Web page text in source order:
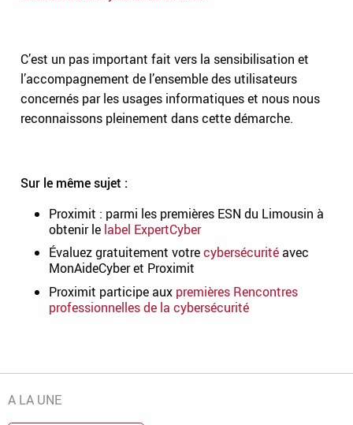
C’est un pas important fait vers la sensibilisation et
l’accompagnement de l’ensemble des utilisateurs
concernés par les usages informatiques et nous nous
reconnaissons pleinement dans cette démarche.
Sur le même sujet :
Proximit : parmi les premières ESN du Limousin à
obtenir le label ExpertCyber
Évaluez gratuitement votrecybersécuritéavec
MonAideCyber et Proximit
Proximit participe aux premières Rencontres
professionnelles de la cybersécurité
A LA UNE